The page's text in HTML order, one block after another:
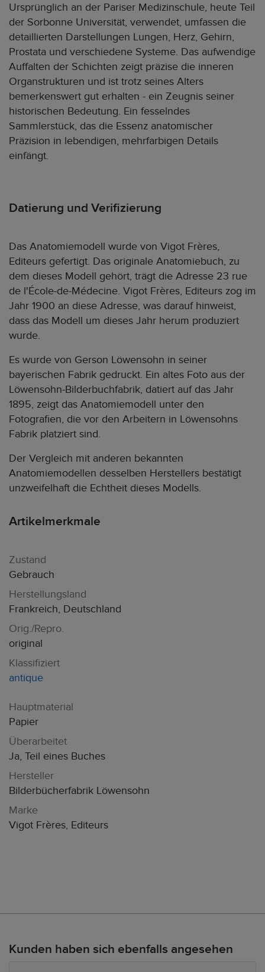
Ursprünglich an der Pariser Medizinschule, heute Teil
der Sorbonne Universität, verwendet, umfassen die
detaillierten Darstellungen Lungen, Herz, Gehirn,
Prostata und verschiedene Systeme. Das aufwendige
Auffalten der Schichten zeigt präzise die inneren
Organstrukturen und ist trotz seines Alters
bemerkenswert gut erhalten - ein Zeugnis seiner
historischen Bedeutung. Ein fesselndes
Sammlerstück, das die Essenz anatomischer
Präzision in lebendigen, mehrfarbigen Details
einfängt.
Datierung und Verifizierung
Das Anatomiemodell wurde von Vigot Frères,
Editeurs gefertigt. Das originale Anatomiebuch, zu
dem dieses Modell gehört, trägt die Adresse 23 rue
de l'École-de-Médecine. Vigot Frères, Editeurs zog im
Jahr 1900 an diese Adresse, was darauf hinweist,
dass das Modell um dieses Jahr herum produziert
wurde.
Es wurde von Gerson Löwensohn in seiner
bayerischen Fabrik gedruckt. Ein altes Foto aus der
Löwensohn-Bilderbuchfabrik, datiert auf das Jahr
1895, zeigt das Anatomiemodell unter den
Fotografien, die vor den Arbeitern in Löwensohns
Fabrik platziert sind.
Der Vergleich mit anderen bekannten
Anatomiemodellen desselben Herstellers bestätigt
unzweifelhaft die Echtheit dieses Modells.
Artikelmerkmale
Zustand
Gebrauch
Herstellungsland
Frankreich, Deutschland
Orig./Repro.
original
Klassifiziert
antique
Hauptmaterial
Papier
Überarbeitet
Ja, Teil eines Buches
Hersteller
Bilderbücherfabrik Löwensohn
Marke
Vigot Frères, Editeurs
Kunden haben sich ebenfalls angesehen